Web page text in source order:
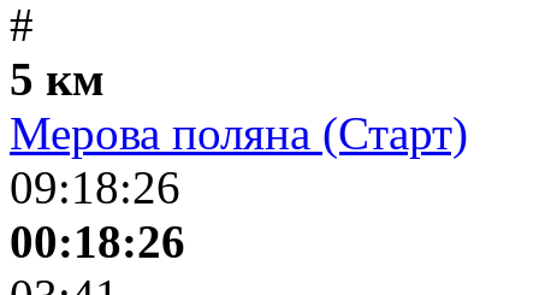
#
5 км
Мерова поляна (Старт)
09:18:26
00:18:26